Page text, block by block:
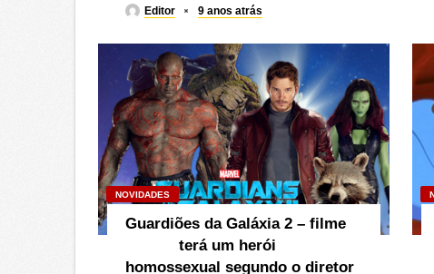
Editor 9 anos atrás
NOVIDADES
Guardiões da Galáxia 2 – filme
terá um herói
homossexual segundo o diretor